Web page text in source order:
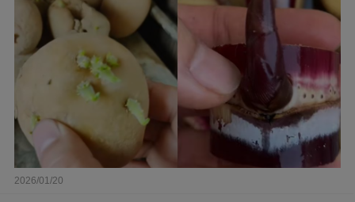
2026/01/20